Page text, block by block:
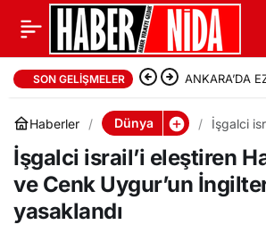
SON GELIŞMELER
ANKARA’DA
SİYONİZM
Haberler Dünya
İşgalci
İşgalci israil’i eleştiren
ve Cenk Uygur’un
yasaklandı